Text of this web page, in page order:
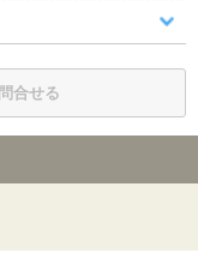
合せる